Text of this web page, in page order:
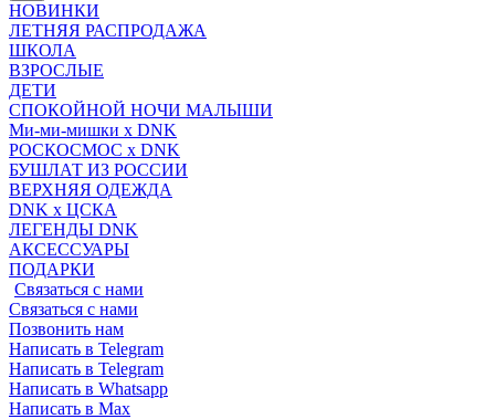
НОВИНКИ
ЛЕТНЯЯ РАСПРОДАЖА
ШКОЛА
ВЗРОСЛЫЕ
ДЕТИ
СПОКОЙНОЙ НОЧИ МАЛЫШИ
Ми-ми-мишки x DNK
РОСКОСМОС x DNK
БУШЛАТ ИЗ РОССИИ
ВЕРХНЯЯ ОДЕЖДА
DNK x ЦСКА
ЛЕГЕНДЫ DNK
АКСЕССУАРЫ
ПОДАРКИ
Связаться с нами
Связаться с нами
Позвонить нам
Написать в Telegram
Написать в Telegram
Написать в Whatsapp
Написать в Max